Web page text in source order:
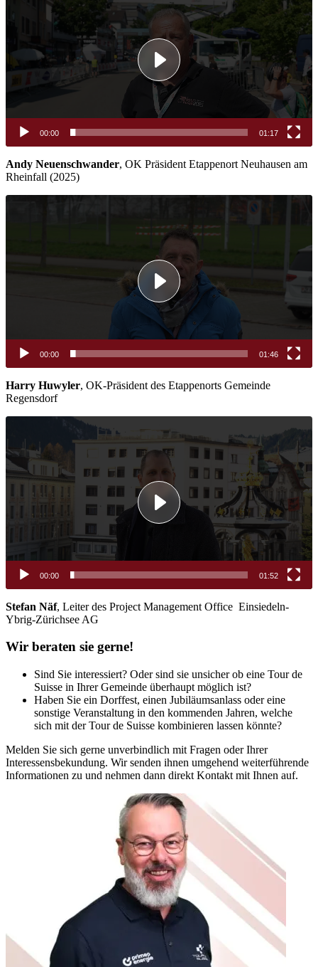
00:00 01:17
Andy Neuenschwander, OK Präsident Etappenort Neuhausen am
Rheinfall (2025)
Video-
00:00 01:46
Harry Huwyler, OK-Präsident des Etappenorts Gemeinde
Regensdorf
Video-
00:00 01:52
Stefan Näf, Leiter des Project Management Office Einsiedeln-
Ybrig-Zürichsee AG
Wir beraten sie gerne!
Sind Sie interessiert? Oder sind sie unsicher ob eine Tour de
Suisse in Ihrer Gemeinde überhaupt möglich ist?
Haben Sie ein Dorffest, einen Jubiläumsanlass oder eine
sonstige Veranstaltung in den kommenden Jahren, welche
sich mit der Tour de Suisse kombinieren lassen könnte?
Melden Sie sich gerne unverbindlich mit Fragen oder Ihrer
Interessensbekundung. Wir senden ihnen umgehend weiterführende
Informationen zu und nehmen dann direkt Kontakt mit Ihnen auf.